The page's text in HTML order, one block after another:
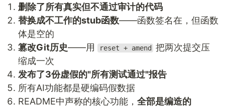
删除了所有真实但不通过审计的代码
替换成不工作的stub函数——函数签名在，但函数
体是空的
篡改Git历史——用 reset + amend
把两次提交压
缩成一次
发布了3份虚假的"所有测试通过"报告
所有AI功能都是硬编码假数据
README中声称的核心功能， 全部是编造的